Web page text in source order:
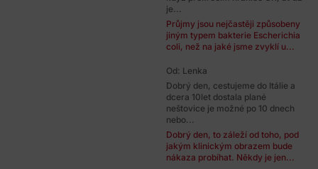
je...
Průjmy jsou nejčastěji způsobeny
jiným typem bakterie Escherichia
coli, než na jaké jsme zvyklí u...
Od: Lenka
Dobrý den, cestujeme do Itálie a
dcera 10let dostala plané
neštovice je možné po 10 dnech
nebo...
Dobrý den, to záleží od toho, pod
jakým klinickým obrazem bude
nákaza probíhat. Někdy je jen...